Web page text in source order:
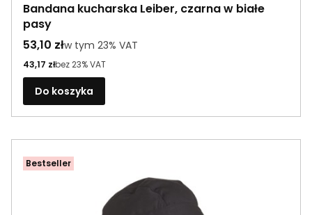
Bandana kucharska Leiber, czarna w białe
pasy
Cena brutto
53,10 złw tym %s VAT
w tym 23% VAT
Cena netto
43,17 złbez 23% VAT
Do koszyka
Bestseller